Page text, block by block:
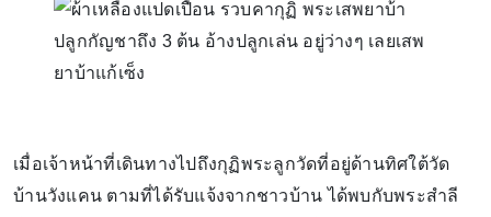
เมื่อเจ้าหน้าที่เดินทางไปถึงกุฏิพระลูกวัดที่อยู่ด้านทิศใต้วัด
บ้านวังแคน ตามที่ได้รับแจ้งจากชาวบ้าน ได้พบกับพระสำลี